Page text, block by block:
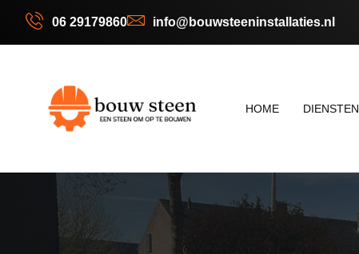
06 29179860 info@bouwsteeninstallaties.nl
HOME DIENSTEN